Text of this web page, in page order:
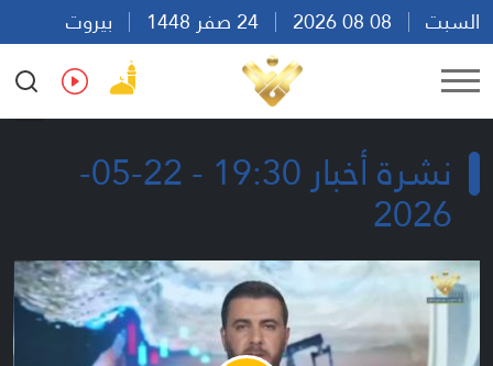
السبت
بيروت
09:03
Ar En Fr Es
نشرة أخبار 19:30 - 22-05-
2026